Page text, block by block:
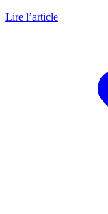
Lire l’article